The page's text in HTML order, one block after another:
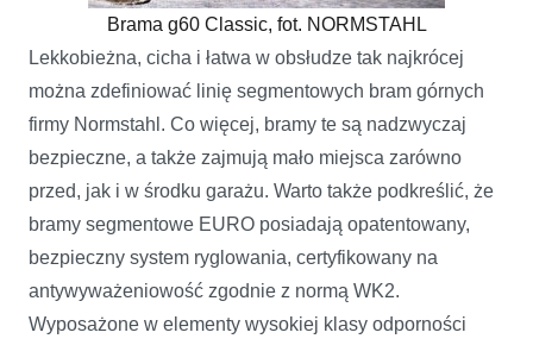
Brama g60 Classic, fot. NORMSTAHL
Lekkobieżna, cicha i łatwa w obsłudze tak najkrócej
można zdefiniować linię segmentowych bram górnych
firmy Normstahl. Co więcej, bramy te są nadzwyczaj
bezpieczne, a także zajmują mało miejsca zarówno
przed, jak i w środku garażu. Warto także podkreślić, że
bramy segmentowe EURO posiadają opatentowany,
bezpieczny system ryglowania, certyfikowany na
antywyważeniowość zgodnie z normą WK2.
Wyposażone w elementy wysokiej klasy odporności